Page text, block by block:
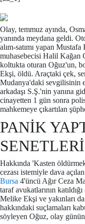
Olay, temmuz ayında,
yanında meydana geldi.
alım-satımı yapan
muhasebecisi Halil Kağan
koltukta oturan Oğuz'un,
Ekşi, öldü. Araçtaki çek,
Mudanya'daki sevgilisinin
arkadaşı S.Ş.'nin yanına
cinayetten 1 gün sonra
mahkemeye çıkartılan
PANİK
Hakkında 'Kasten
cezası istemiyle dava
Bursa 4'üncü Ağır Ceza
taraf avukatlarının
Melike Ekşi ve yakınları
hakkındaki suçlamaları
söyleyen Oğuz, olay